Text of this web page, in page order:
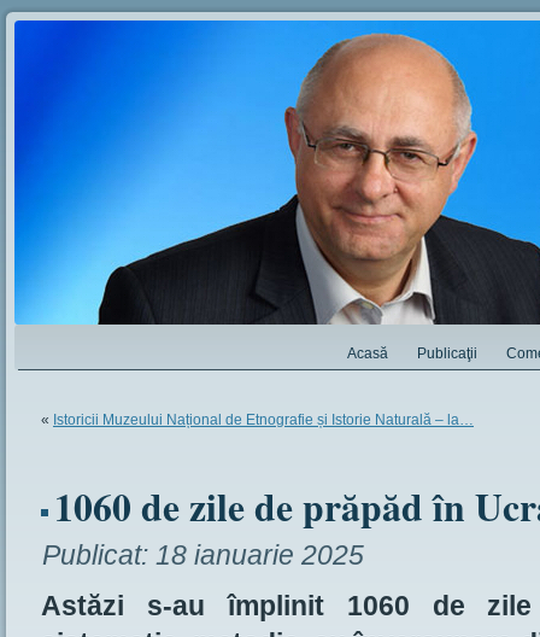
Acasă Publicaţii
« Istoricii Muzeului Național de Etnografie și Istorie Naturală – la…
1060 de zile de prăpăd în
Publicat: 18 ianuarie 2025
Astăzi s-au împlinit 1060 de